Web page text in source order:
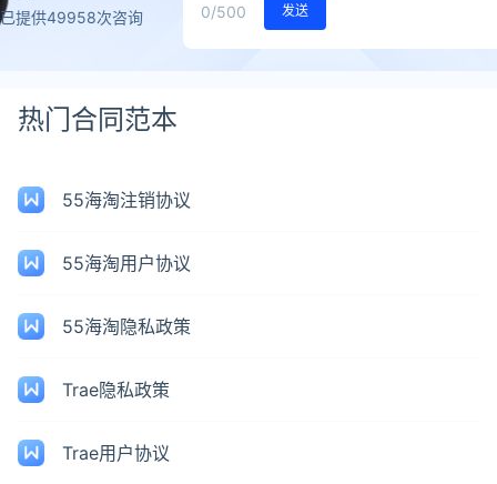
已提供49958次咨询
0/500 发送
热门合同范本
55海淘注销协议
55海淘用户协议
55海淘隐私政策
Trae隐私政策
Trae用户协议